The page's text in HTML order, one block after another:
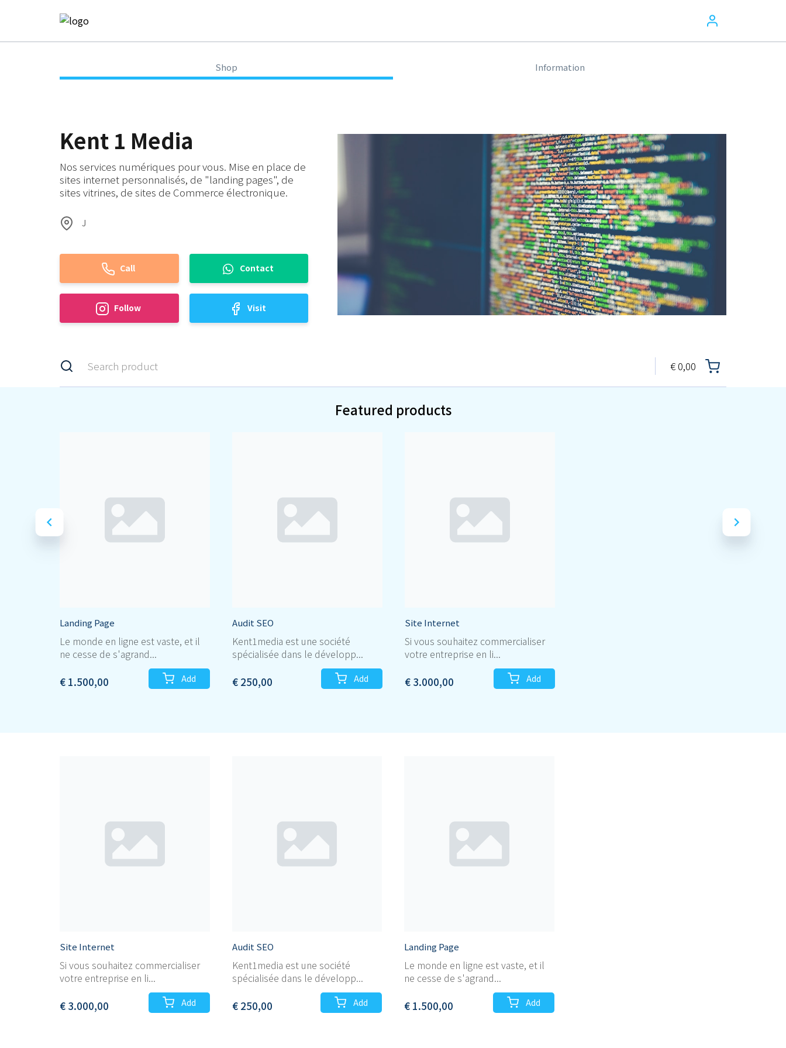
Shop Information
Kent 1 Media
Nos services numériques pour vous. Mise en place de
sites internet personnalisés, de "landing pages", de
sites vitrines, de sites de Commerce électronique.
J
Call Contact
Follow Visit
€ 0,00
Featured products
Landing Page
Le monde en ligne est vaste, et il
ne cesse de s'agrand...
€ 1.500,00 Add
Audit SEO
Kent1media est une société
spécialisée dans le développ...
€ 250,00 Add
Site Internet
Si vous souhaitez commercialiser
votre entreprise en li...
€ 3.000,00 Add
Site Internet
Si vous souhaitez commercialiser
votre entreprise en li...
€ 3.000,00 Add
Audit SEO
Kent1media est une société
spécialisée dans le développ...
€ 250,00 Add
Landing Page
Le monde en ligne est vaste, et il
ne cesse de s'agrand...
€ 1.500,00 Add